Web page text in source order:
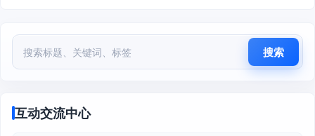
搜索
互动交流中心